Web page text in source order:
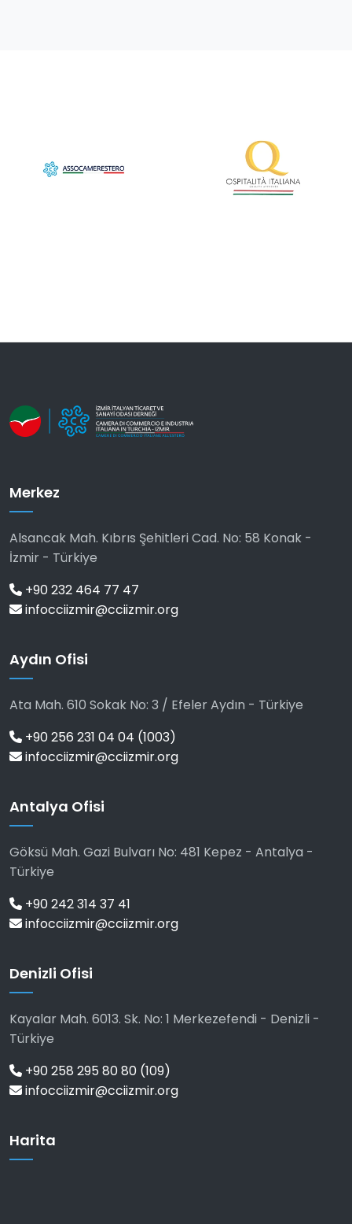
Merkez
Alsancak Mah. Kıbrıs Şehitleri Cad. No: 58 Konak -
İzmir - Türkiye
+90 232 464 77 47
infocciizmir@cciizmir.org
Aydın Ofisi
Ata Mah. 610 Sokak No: 3 / Efeler Aydın - Türkiye
+90 256 231 04 04 (1003)
infocciizmir@cciizmir.org
Antalya Ofisi
Göksü Mah. Gazi Bulvarı No: 481 Kepez - Antalya -
Türkiye
+90 242 314 37 41
infocciizmir@cciizmir.org
Denizli Ofisi
Kayalar Mah. 6013. Sk. No: 1 Merkezefendi - Denizli -
Türkiye
+90 258 295 80 80 (109)
infocciizmir@cciizmir.org
Harita